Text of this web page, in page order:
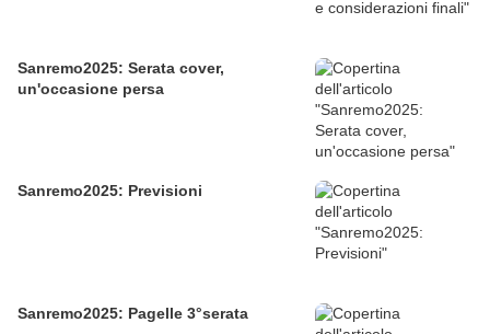
Sanremo2025: Serata cover,
un'occasione persa
Sanremo2025: Previsioni
Sanremo2025: Pagelle 3°serata